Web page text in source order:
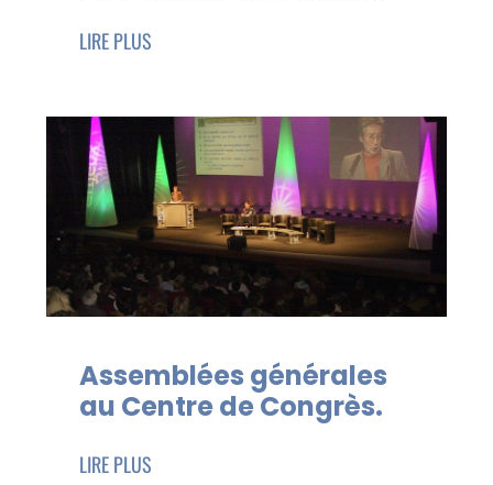
LIRE PLUS
Assemblées générales
au Centre de Congrès.
LIRE PLUS